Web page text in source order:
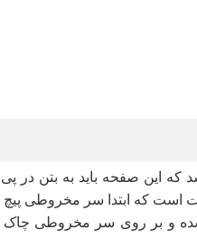
این صفحه باید به بتن در
که ابتدا سر مخروطی پیچ
و بر روی سر مخروطی چاک آن